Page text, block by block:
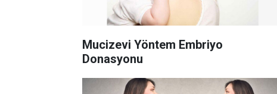
Mucizevi Yöntem Embriyo
Donasyonu